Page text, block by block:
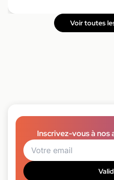
Voir toutes
Inscrivez-vous à nos